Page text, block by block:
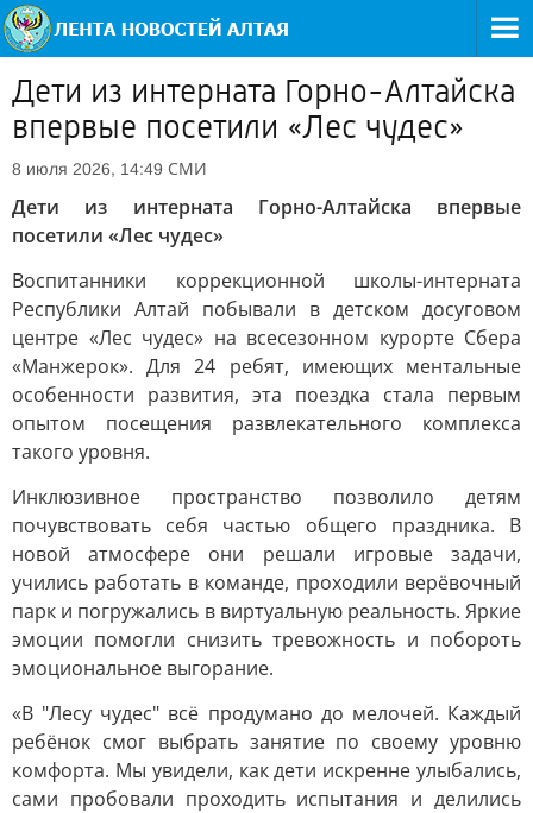
Дети из интерната Горно-Алтайска
впервые посетили «Лес чудес»
8 июля 2026, 14:49 СМИ
Дети из интерната Горно-Алтайска впервые
посетили «Лес чудес»
Воспитанники коррекционной школы-интерната
Республики Алтай побывали в детском досуговом
центре «Лес чудес» на всесезонном курорте Сбера
«Манжерок». Для 24 ребят, имеющих ментальные
особенности развития, эта поездка стала первым
опытом посещения развлекательного комплекса
такого уровня.
Инклюзивное пространство позволило детям
почувствовать себя частью общего праздника. В
новой атмосфере они решали игровые задачи,
учились работать в команде, проходили верёвочный
парк и погружались в виртуальную реальность. Яркие
эмоции помогли снизить тревожность и побороть
эмоциональное выгорание.
«В "Лесу чудес" всё продумано до мелочей. Каждый
ребёнок смог выбрать занятие по своему уровню
комфорта. Мы увидели, как дети искренне улыбались,
сами пробовали проходить испытания и делились